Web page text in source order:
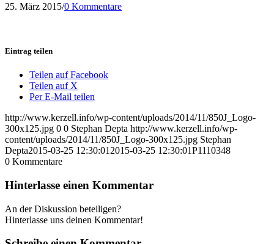
25. März 2015/0 Kommentare
Eintrag teilen
Teilen auf Facebook
Teilen auf X
Per E-Mail teilen
http://www.kerzell.info/wp-content/uploads/2014/11/850J_Logo-
300x125.jpg 0 0 Stephan Depta http://www.kerzell.info/wp-
content/uploads/2014/11/850J_Logo-300x125.jpg Stephan
Depta2015-03-25 12:30:01 2015-03-25 12:30:01P1110348
0 Kommentare
Hinterlasse einen Kommentar
An der Diskussion beteiligen?
Hinterlasse uns deinen Kommentar!